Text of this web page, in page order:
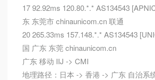
17 92.92ms 120.80.*.* AS134543
东 东莞市 chinaunicom.cn 联通
20 265.33ms 157.148.*.* AS134543
国 广东 东莞 chinaunicom.cn
广东 移动 IIJ -> CMI
地理路径：日本 -> 香港 -> 广东 自治系